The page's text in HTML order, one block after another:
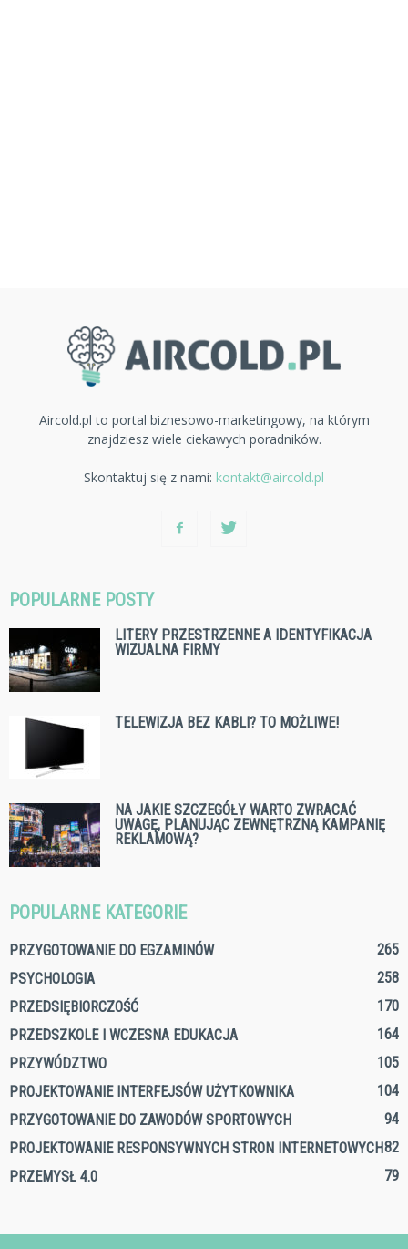
Aircold.pl to portal biznesowo-marketingowy, na którym
znajdziesz wiele ciekawych poradników.
Skontaktuj się z nami: kontakt@aircold.pl
POPULARNE POSTY
LITERY PRZESTRZENNE A IDENTYFIKACJA
WIZUALNA FIRMY
TELEWIZJA BEZ KABLI? TO MOŻLIWE!
NA JAKIE SZCZEGÓŁY WARTO ZWRACAĆ
UWAGĘ, PLANUJĄC ZEWNĘTRZNĄ KAMPANIĘ
REKLAMOWĄ?
POPULARNE KATEGORIE
PRZYGOTOWANIE DO EGZAMINÓW
265
PSYCHOLOGIA
258
PRZEDSIĘBIORCZOŚĆ
170
PRZEDSZKOLE I WCZESNA EDUKACJA
164
PRZYWÓDZTWO
105
PROJEKTOWANIE INTERFEJSÓW UŻYTKOWNIKA
104
PRZYGOTOWANIE DO ZAWODÓW SPORTOWYCH
94
PROJEKTOWANIE RESPONSYWNYCH STRON INTERNETOWYCH82
PRZEMYSŁ 4.0
79